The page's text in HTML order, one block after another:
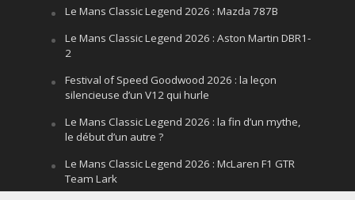
Le Mans Classic Legend 2026 : Mazda 787B
Le Mans Classic Legend 2026 : Aston Martin DBR1-
2
Festival of Speed Goodwood 2026 : la leçon
silencieuse d’un V12 qui hurle
Le Mans Classic Legend 2026 : la fin d’un mythe,
le début d’un autre ?
Le Mans Classic Legend 2026 : McLaren F1 GTR
Team Lark